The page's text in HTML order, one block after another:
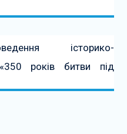
історико-
років битви під